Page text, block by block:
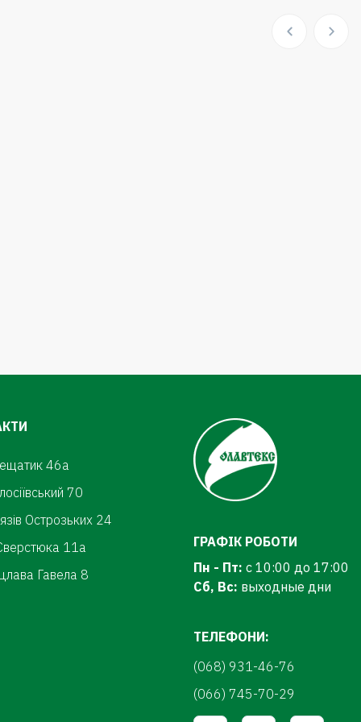
46а
70
Острозьких 24
11а
Гавела 8
ГРАФІК РОБОТИ
Пн - Пт: с 10:00 до 17:00
Сб, Вс: выходные дни
ТЕЛЕФОНИ:
(068) 931-46-76
(066) 745-70-29